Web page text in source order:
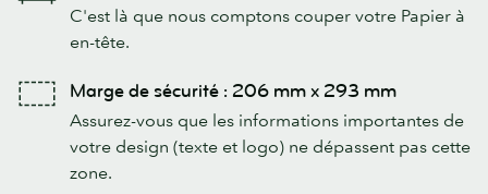
C'est là que nous comptons couper votre Papier à
en-tête.
Marge de sécurité : 206 mm x 293 mm
Assurez-vous que les informations importantes de
votre design (texte et logo) ne dépassent pas cette
zone.